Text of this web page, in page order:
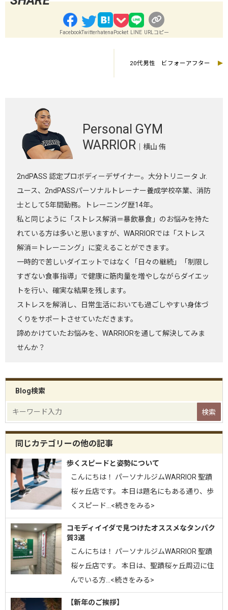
FacebookTwitterhatena Pocket LINE URLコピー
20代男性 ビフォーアフター
Personal GYM
WARRIOR ｜横山 侑
2ndPASS 認定プロボディーデザイナー。大分トリニータ Jr.
ユース、2ndPASSパーソナルトレーナー養成学校卒業、消防
士として5年間勤務。トレーニング歴14年。
私と同じように「ストレス解消＝暴飲暴食」のお悩みを持た
れている方は多いと思いますが、WARRIORでは「ストレス
解消＝トレーニング」に変えることができます。
一時的で苦しいダイエットではなく「日々の継続」「制限し
すぎない食事指導」で健康に筋肉量を増やしながらダイエッ
トを行い、確実な結果を残します。
ストレスを解消し、日常生活においても過ごしやすい身体づ
くりをサポートさせていただきます。
諦めかけていたお悩みを、WARRIORを通して解決してみま
せんか？
Blog検索
同じカテゴリーの他の記事
歩くスピードと姿勢について
こんにちは！ パーソナルジムWARRIOR 聖蹟
桜ヶ丘店です。 本日は題名にもある通り、歩
くスピード…<続きをみる>
コモディイイダで見つけたオススメなタンパク
質3選
こんにちは！ パーソナルジムWARRIOR 聖蹟
桜ヶ丘店です。 本日は、聖蹟桜ヶ丘周辺に住
んでいる方…<続きをみる>
【新年のご挨拶】